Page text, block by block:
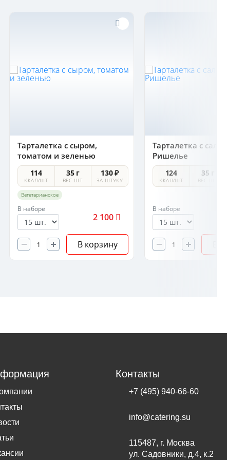
Тарталетка с сыром,
томатом и зеленью
114
ККАЛ/ШТ
35 г
ВЕС ШТ.
130 ₽
ЗА ШТУКУ
Вегетарианское
В наборе
2 100
В корзину
Тарталетка с
Ришелье
124
ККАЛ/ШТ
35 г
ВЕС ШТ.
В наборе
Контакты
+7 (495) 940-66-60
info@catering.su
115487, г. Москва
ул. Садовники, д.4, к.2